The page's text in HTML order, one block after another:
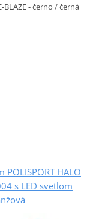
BLAZE - černo / černá
POLISPORT HALO
s LED svetlom